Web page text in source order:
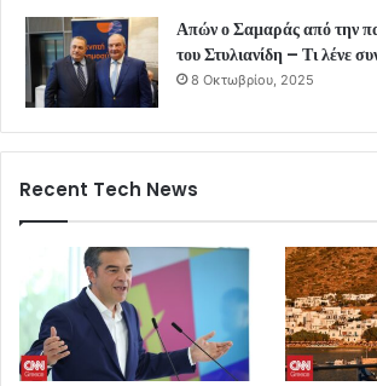
Απών ο Σαμαράς από την
του Στυλιανίδη – Τι λένε
8 Οκτωβρίου, 2025
Recent Tech News